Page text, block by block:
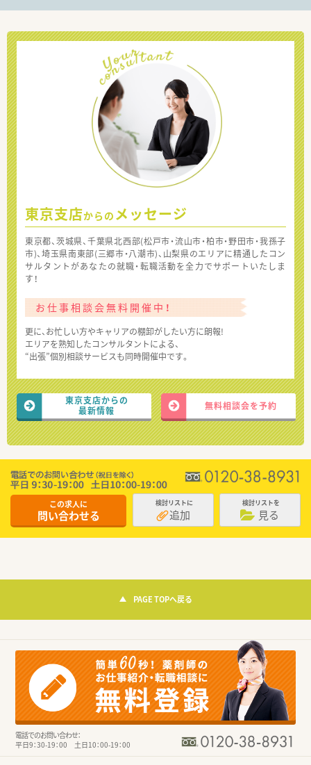
東京支店からの メッセージ
東京都、茨城県、千葉県北西部(松戸市・流山市・柏市・野田市・我孫子
市)、埼玉県南東部(三郷市・八潮市)、山梨県のエリアに精通したコン
サルタントがあなたの就職・転職活動を全力でサポートいたしま
す！
お仕事相談会無料開催中！
更に、お忙しい方やキャリアの棚卸がしたい方に朗報!
エリアを熟知したコンサルタントによる、
“出張”個別相談サービスも同時開催中です。
東京支店からの
最新情報
無料相談会を予約
この求人に
問い合わせる
検討リストに
追加
検討リストを
見る
PAGE TOPへ戻る
電話でのお問い合わせ：
平日9：30-19：00 土日10：00-19：00